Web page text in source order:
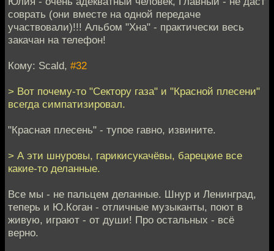
соврать (они вместе на одной передаче
участвовали)!!! Альбом "Хна" - практически весь
закачан на телефон!
Кому: Scald, #32
> Вот почему-то "Сектору газа" и "Красной плесени"
всегда симпатизировал.
"Красная плесень" - тупое гавно, извините.
> А эти шнуровы, гарикисукачёвы, барецкие все
какие-то деланные.
Все мы - не пальцем деланные. Шнур и Ленинград,
теперь и Ю.Коган - отличные музыканты, поют в
живую, играют - от души! Про остальных - всё
верно.